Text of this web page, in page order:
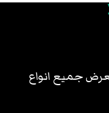
جميع انواع